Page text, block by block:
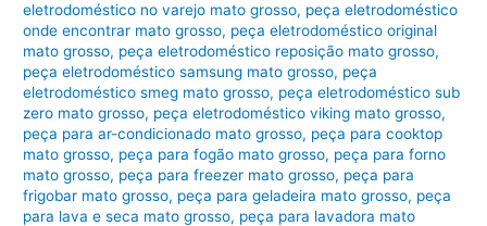
eletrodoméstico no varejo mato grosso, peça eletrodoméstico
onde encontrar mato grosso, peça eletrodoméstico original
mato grosso, peça eletrodoméstico reposição mato grosso,
peça eletrodoméstico samsung mato grosso, peça
eletrodoméstico smeg mato grosso, peça eletrodoméstico sub
zero mato grosso, peça eletrodoméstico viking mato grosso,
peça para ar-condicionado mato grosso, peça para cooktop
mato grosso, peça para fogão mato grosso, peça para forno
mato grosso, peça para freezer mato grosso, peça para
frigobar mato grosso, peça para geladeira mato grosso, peça
para lava e seca mato grosso, peça para lavadora mato